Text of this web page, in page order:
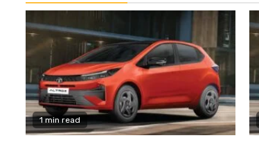
1 min read